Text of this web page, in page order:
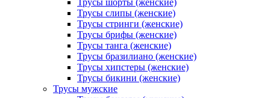
Трусы шорты (женские)
Трусы слипы (женские)
Трусы стринги (женские)
Трусы брифы (женские)
Трусы танга (женские)
Трусы бразилиано (женские)
Трусы хипстеры (женские)
Трусы бикини (женские)
Трусы мужские